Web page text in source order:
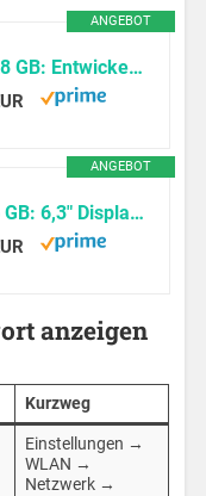
ANGEBOT
Apple iPhone 16e 128 GB: Entwickelt für Apple Intelligence, A18 Chip, Gigantische Batterielaufzeit, 48 MP Fusion Kamera, 6,1“ Super Retina XDR Display, Schwarz
ANGEBOT
Apple iPhone 17 256 GB: 6,3″ Display mit ProMotion, A19 Chip, Center Stage Frontkamera für Smarte Gruppenselfies, Verbesserte Kratzfestigkeit, Batterie für den ganzen Tag; Nebelblau
anzeigen
Kurzweg
Einstellungen →
WLAN →
Netzwerk →